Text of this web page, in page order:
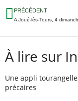
PRÉCÉDENT
À lire sur
Une appli
précaires